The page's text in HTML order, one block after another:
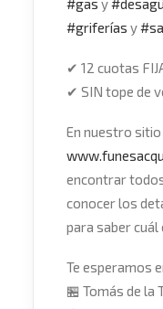
#gas y#
#griferías y#
✔ 12 cuotas
✔ SIN tope de
En nuestro sitio
encontrar
conocer los
para saber cuál
Te esperamos
🏪 Tomás de la